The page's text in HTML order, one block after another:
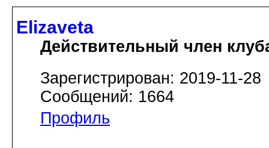
Elizaveta
Действительный член
Зарегистрирован: 2019-11-28
Сообщений: 1664
Профиль